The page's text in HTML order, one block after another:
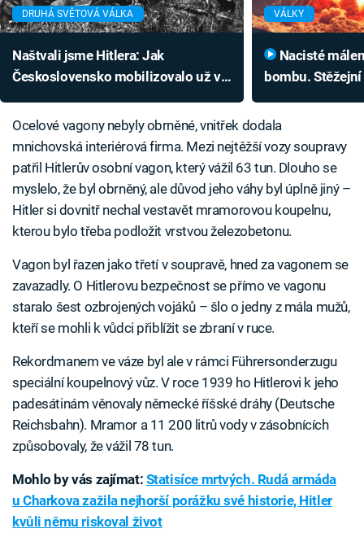
DRUHÁ SVĚTOVÁ VÁLKA
Naštvali jsme Hitlera: Jak
Československo mobilizovalo už v
VÁLKY
bombu.
Ocelové vagony nebyly obrněné, vnitřek dodala
mnichovská interiérová firma. Mezi nejtěžší vozy soupravy
patřil Hitlerův osobní vagon, který vážil 63 tun. Dlouho se
myslelo, že byl obrněný, ale důvod jeho váhy byl úplně jiný –
Hitler si dovnitř nechal vestavět mramorovou koupelnu,
kterou bylo třeba podložit vrstvou železobetonu.
Vagon byl řazen jako třetí v soupravě, hned za vagonem se
zavazadly. O Hitlerovu bezpečnost se přímo ve vagonu
staralo šest ozbrojených vojáků – šlo o jedny z mála mužů,
kteří se mohli k vůdci přiblížit se zbraní v ruce.
Rekordmanem ve váze byl ale v rámci Führersonderzugu
speciální koupelnový vůz. V roce 1939 ho Hitlerovi k jeho
padesátinám věnovaly německé říšské dráhy (Deutsche
Reichsbahn). Mramor a 11 200 litrů vody v zásobnících
způsobovaly, že vážil 78 tun.
Mohlo by vás zajímat: Statisíce mrtvých. Rudá armáda
u Charkova zažila nejhorší porážku své historie, Hitler
kvůli němu riskoval život